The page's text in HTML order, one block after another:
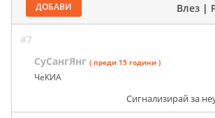
ДОБАВИ Влез |
#7
СуСангЯнг ( преди 15 години )
ЧеКИА
Сигнализирай за